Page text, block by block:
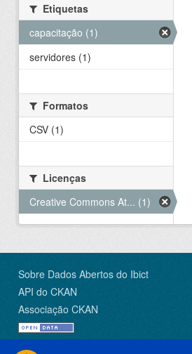
Etiquetas
capacitação (1)
servidores (1)
Formatos
CSV (1)
Licenças
Creative Commons At... (1)
Sobre Dados Abertos do Ibict
API do CKAN
Associação CKAN